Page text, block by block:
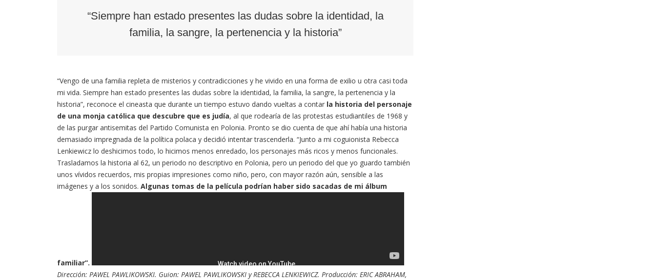
“Siempre han estado presentes las dudas sobre la identidad, la
familia, la sangre, la pertenencia y la historia”
“Vengo de una familia repleta de misterios y contradicciones y he vivido en una forma de exilio u otra casi toda
mi vida. Siempre han estado presentes las dudas sobre la identidad, la familia, la sangre, la pertenencia y la
historia”, reconoce el cineasta que durante un tiempo estuvo dando vueltas a contar la historia del personaje
de una monja católica que descubre que es judía, al que rodearía de las protestas estudiantiles de 1968 y
de las purgar antisemitas del Partido Comunista en Polonia. Pronto se dio cuenta de que ahí había una historia
demasiado impregnada de la política polaca y decidió intentar trascenderla. “Junto a mi coguionista Rebecca
Lenkiewicz lo deshicimos todo, lo hicimos menos enredado, los personajes más ricos y menos funcionales.
Trasladamos la historia al 62, un periodo no descriptivo en Polonia, pero un periodo del que yo guardo también
unos vívidos recuerdos, mis propias impresiones como niño, pero, con mayor razón aún, sensible a las
imágenes y a los sonidos. Algunas tomas de la película podrían haber sido sacadas de mi álbum
familiar”.
Dirección: PAWEL PAWLIKOWSKI. Guion: PAWEL PAWLIKOWSKI y REBECCA LENKIEWICZ. Producción: ERIC ABRAHAM,